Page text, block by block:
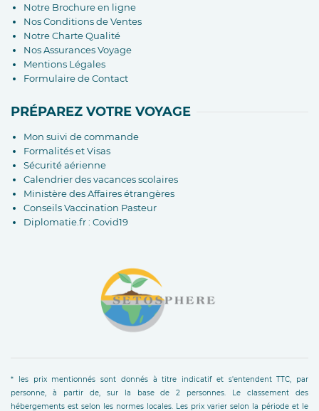
Notre Brochure en ligne
Nos Conditions de Ventes
Notre Charte Qualité
Nos Assurances Voyage
Mentions Légales
Formulaire de Contact
PRÉPAREZ VOTRE VOYAGE
Mon suivi de commande
Formalités et Visas
Sécurité aérienne
Calendrier des vacances scolaires
Ministère des Affaires étrangères
Conseils Vaccination Pasteur
Diplomatie.fr : Covid19
* les prix mentionnés sont donnés à titre indicatif et s'entendent TTC, par
personne, à partir de, sur la base de 2 personnes. Le classement des
hébergements est selon les normes locales. Les prix varier selon la période et le